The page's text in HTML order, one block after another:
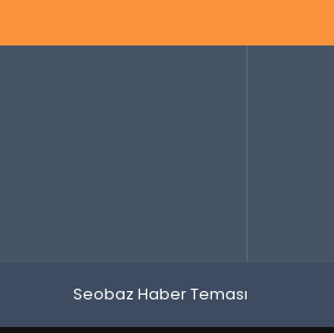
Seobaz Haber Teması